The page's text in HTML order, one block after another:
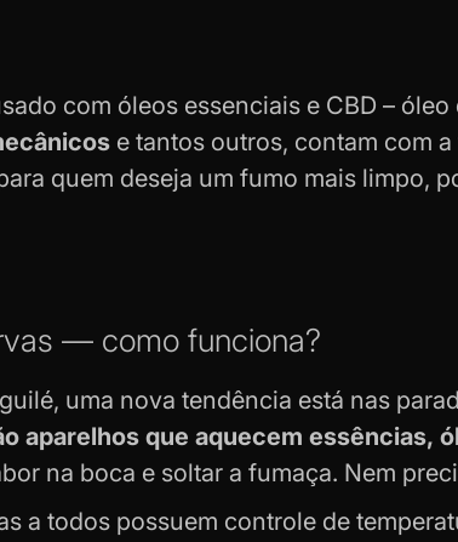
com óleos essenciais e CBD – óleo
e tantos outros, contam com
quem deseja um fumo mais limpo,
— como funciona?
, uma nova tendência está nas
aparelhos que aquecem essências,
na boca e soltar a fumaça. Nem
a todos possuem controle de